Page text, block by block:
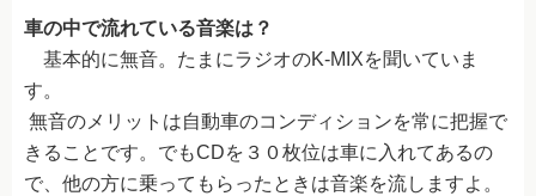
四輪安心パック
二輪安心パック
お得なセット入校
在校生ガイド
車の中で流れている音楽は？
基本的に無音。たまにラジオのK-MIXを聞いていま
す。
無音のメリットは自動車のコンディションを常に把握で
きることです。でもCDを３０枚位は車に入れてあるの
で、他の方に乗ってもらったときは音楽を流しますよ。